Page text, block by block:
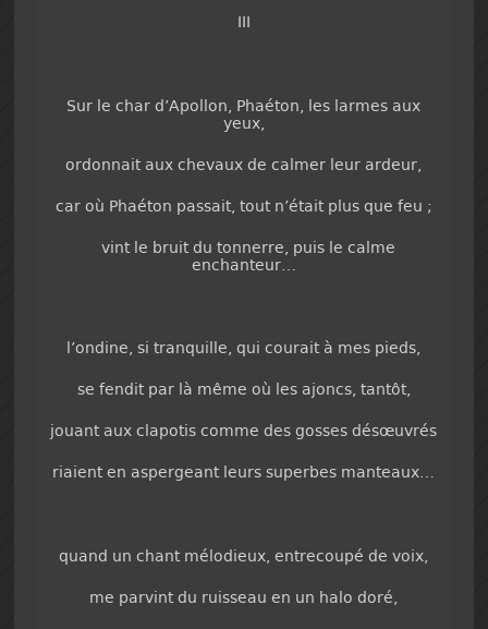
III
Sur le char d’Apollon, Phaéton, les larmes aux
yeux,
ordonnait aux chevaux de calmer leur ardeur,
car où Phaéton passait, tout n’était plus que feu ;
vint le bruit du tonnerre, puis le calme
enchanteur…
l’ondine, si tranquille, qui courait à mes pieds,
se fendit par là même où les ajoncs, tantôt,
jouant aux clapotis comme des gosses désœuvrés
riaient en aspergeant leurs superbes manteaux…
quand un chant mélodieux, entrecoupé de voix,
me parvint du ruisseau en un halo doré,